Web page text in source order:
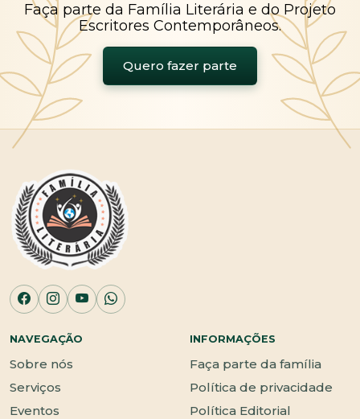
Faça parte da Família Literária e do Projeto
Escritores Contemporâneos.
Quero fazer parte
NAVEGAÇÃO
Sobre nós
Serviços
Eventos
INFORMAÇÕES
Faça parte da família
Política de privacidade
Política Editorial